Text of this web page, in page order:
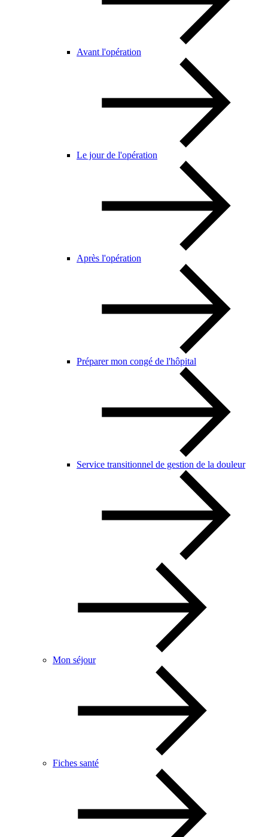
Avant l'opération
Le jour de l'opération
Après l'opération
Préparer mon congé de l'hôpital
Service transitionnel de gestion de la douleur
Mon séjour
Fiches santé